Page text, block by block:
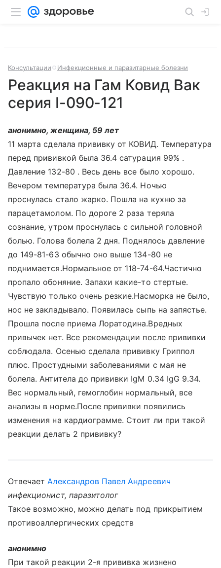
Консультации Инфекционные и паразитарные болезни
Реакция на Гам Ковид Вак
серия I-090-121
анонимно, женщина, 59 лет
11 марта сделала прививку от КОВИД. Температура
перед прививкой была 36.4 сатурация 99% .
Давление 132-80 . Весь день все было хорошо.
Вечером температура была 36.4. Ночью
проснулась стало жарко. Пошла на кухню за
парацетамолом. По дороге 2 раза теряла
сознание, утром проснулась с сильной головной
болью. Голова болела 2 дня. Поднялось давление
до 149-81-63 обычно оно выше 134-80 не
поднимается.Нормальное от 118-74-64.Частично
пропало обоняние. Запахи какие-то стертые.
Чувствую только очень резкие.Насморка не было,
нос не закладывало. Появилась сыпь на запястье.
Прошла после приема Лоратодина.Вредных
привычек нет. Все рекомендации после прививки
соблюдала. Осенью сделала прививку Гриппол
плюс. Простудными заболеваниями с мая не
болела. Антитела до прививки IgM 0.34 IgG 9.34.
Вес нормальный, гемоглобин нормальный, все
анализы в норме.После прививки появились
изменения на кардиограмме. Стоит ли при такой
реакции делать 2 прививку?
ОтвечаетАлександров Павел Андреевич
инфекционист, паразитолог
Такое возможно, можно делать под прикрытием
противоаллергических средств
анонимно
При такой реакции 2-я прививка жизнено